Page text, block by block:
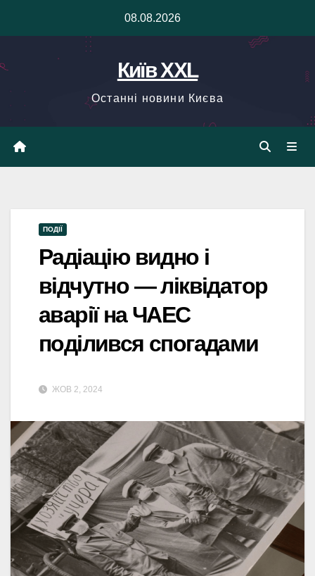
08.08.2026
Київ XXL
Останні новини Києва
ПОДІЇ
Радіацію видно і
відчутно — ліквідатор
аварії на ЧАЕС
поділився спогадами
ЖОВ 2, 2024